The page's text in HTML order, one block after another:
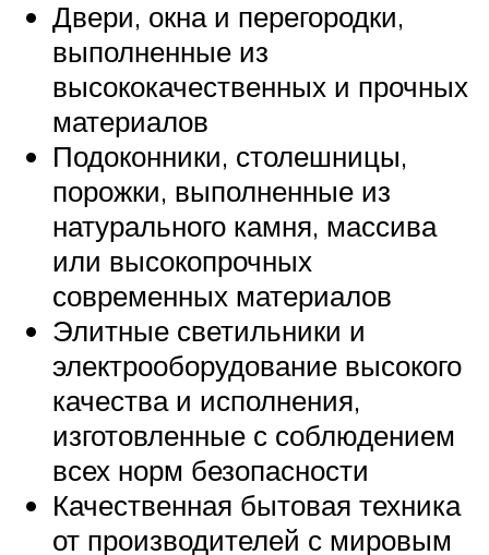
Двери, окна и перегородки,
выполненные из
высококачественных и прочных
материалов
Подоконники, столешницы,
порожки, выполненные из
натурального камня, массива
или высокопрочных
современных материалов
Элитные светильники и
электрооборудование высокого
качества и исполнения,
изготовленные с соблюдением
всех норм безопасности
Качественная бытовая техника
от производителей с мировым